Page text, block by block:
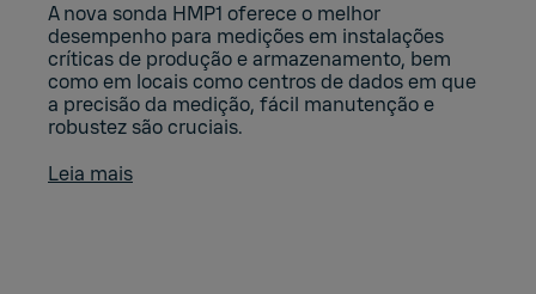
A nova sonda HMP1 oferece o melhor
desempenho para medições em instalações
críticas de produção e armazenamento, bem
como em locais como centros de dados em que
a precisão da medição, fácil manutenção e
robustez são cruciais.
Leia mais